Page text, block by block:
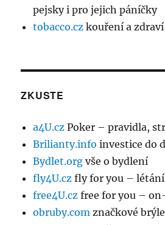
pejsky i pro jejich páníčky
tobacco.cz kouření a zdraví
ZKUSTE
a4U.cz Poker – pravidla,
Brilianty.info investice do
Bydlet.org vše o bydlení
fly4U.cz fly for you –
free4U.cz free for you –
obruby.com značkové